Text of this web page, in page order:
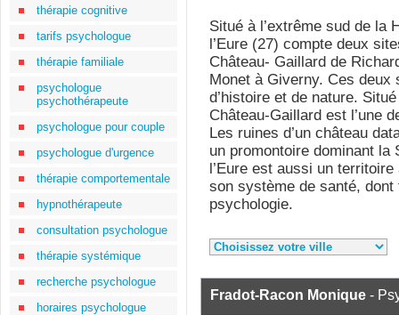
thérapie cognitive
tarifs psychologue
thérapie familiale
psychologue
psychothérapeute
psychologue pour couple
psychologue d'urgence
thérapie comportementale
hypnothérapeute
consultation psychologue
thérapie systémique
recherche psychologue
horaires psychologue
Situé à l’extrême sud de la
l’Eure (27) compte deux
Château- Gaillard de
Monet à Giverny. Ces deux
d’histoire et de nature.
Château-Gaillard est l’une
Les ruines d’un château
un promontoire dominant
l’Eure est aussi un
son système de santé,
psychologie.
Fradot-Racon Monique -